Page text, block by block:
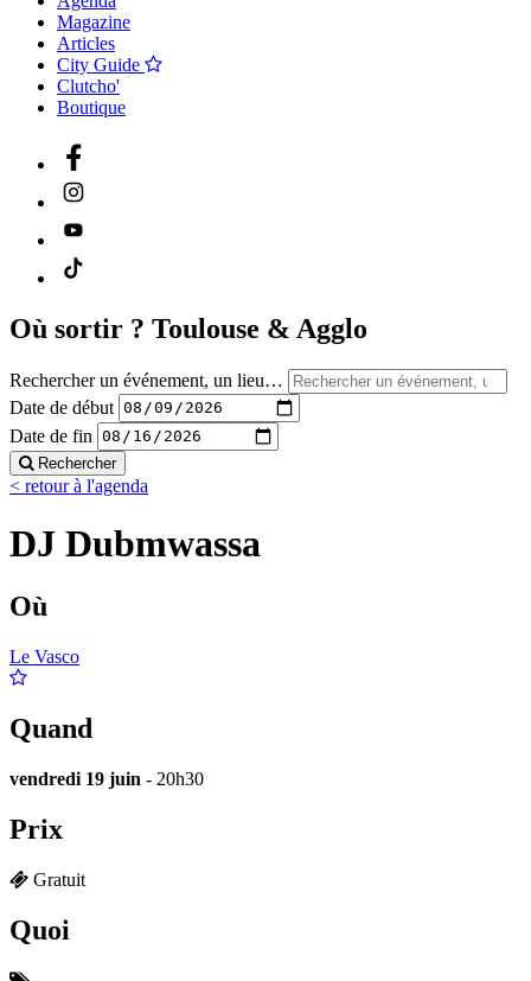
Magazine
Articles
City Guide
Clutcho'
Boutique
Où sortir ? Toulouse & Agglo
Rechercher un événement, un lieu…
Date de début
Date de fin
Rechercher
< retour à l'agenda
DJ Dubmwassa
Où
Le Vasco
Quand
vendredi 19 juin - 20h30
Prix
Gratuit
Quoi